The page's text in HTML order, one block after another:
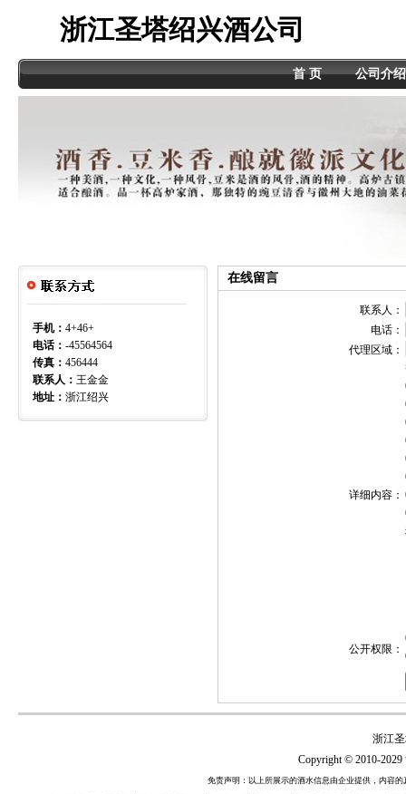
浙江圣塔绍兴酒公司
首 页 公司介绍
手机： 4+46+
电话： -45564564
传真： 456444
联系人： 王金金
地址： 浙江绍兴
在线留言
联系人：
电话：
代理区域：
详细内容：
公开权限：
浙江
Copyright © 2010-2029
免责声明：以上所展示的酒水信息由企业提供，内容